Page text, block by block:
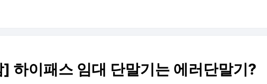
하이패스 임대 단말기는 에러단말기?